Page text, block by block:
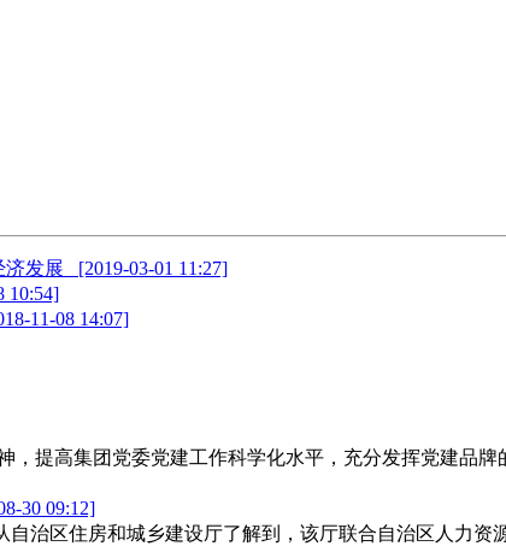
济发展 [2019-03-01 11:27]
10:54]
11-08 14:07]
，提高集团党委党建工作科学化水平，充分发挥党建品
30 09:12]
治区住房和城乡建设厅了解到，该厅联合自治区人力